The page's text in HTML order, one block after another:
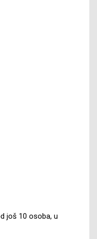
još 10 osoba, u